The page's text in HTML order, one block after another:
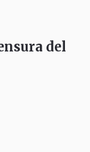
del